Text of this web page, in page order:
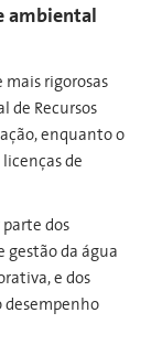
ambiental
rigorosas
de Recursos
enquanto o
de
dos
gestão da água
e dos
desempenho